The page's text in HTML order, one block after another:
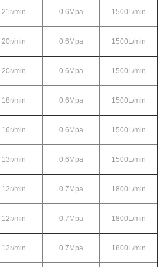
21r/min 0.6Mpa 1500L/min
20r/min 0.6Mpa 1500L/min
20r/min 0.6Mpa 1500L/min
18r/min 0.6Mpa 1500L/min
16r/min 0.6Mpa 1500L/min
13r/min 0.6Mpa 1500L/min
12r/min 0.7Mpa 1800L/min
12r/min 0.7Mpa 1800L/min
12r/min 0.7Mpa 1800L/min